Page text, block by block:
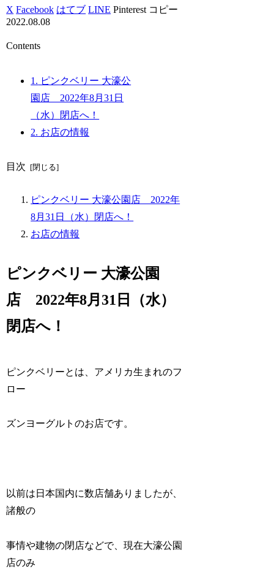
X Facebook はてブ LINE Pinterest コピー
2022.08.08
Contents
1. ピンクベリー 大濠公
園店 2022年8月31日
（水）閉店へ！
2. お店の情報
目次
ピンクベリー 大濠公園店 2022年
8月31日（水）閉店へ！
お店の情報
ピンクベリー 大濠公園
店 2022年8月31日（水）
閉店へ！
ピンクベリーとは、アメリカ生まれのフ
ロー
ズンヨーグルトのお店です。
以前は日本国内に数店舗ありましたが、
諸般の
事情や建物の閉店などで、現在大濠公園
店のみ